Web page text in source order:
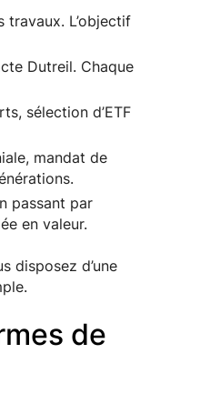
L’objectif
Dutreil. Chaque
sélection d’ETF
mandat de
passant par
en valeur.
disposez d’une
de